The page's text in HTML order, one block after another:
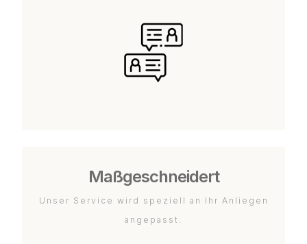
Maßgeschneidert
Unser Service wird speziell an Ihr Anliegen
angepasst.